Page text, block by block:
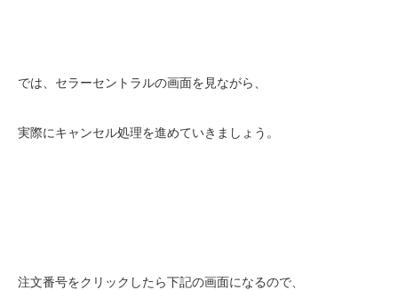
では、セラーセントラルの画面を見ながら、
実際にキャンセル処理を進めていきましょう。
注文番号をクリックしたら下記の画面になるので、